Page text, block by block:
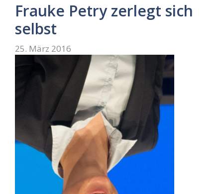
Frauke Petry zerlegt sich
selbst
25. März 2016